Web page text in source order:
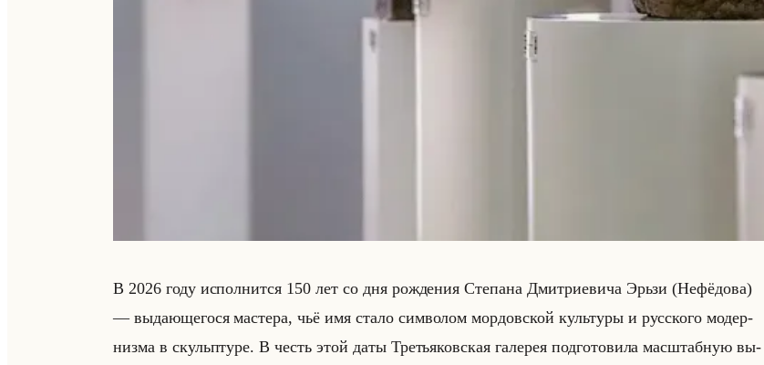
В 2026 году ис­пол­нит­ся 150 лет со дня рож­де­ния Сте­па­на Дмит­ри­еви­ча Эрьзи (Нефё­до­ва)
— вы­да­юще­го­ся ма­сте­ра, чьё имя стало сим­во­лом мор­дов­ской культу­ры и рус­ско­го мо­дер­
низ­ма в скульп­ту­ре. В честь этой даты Тре­тья­ков­ская га­ле­рея под­го­то­ви­ла мас­штаб­ную вы­